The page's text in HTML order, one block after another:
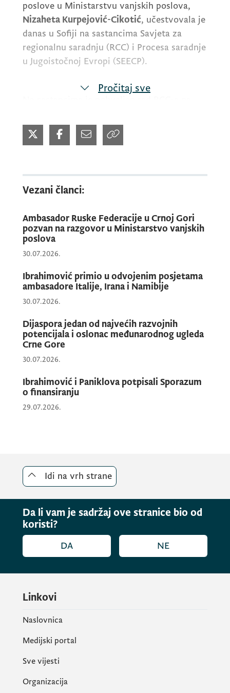
poslove u Ministarstvu vanjskih poslova,
Nizaheta Kurpejović-Cikotić, učestvovala je
danas u Sofiji na sastancima Savjeta za
regionalnu saradnju (RCC) i Procesa saradnje
u Jugoistočnoj Evropi (SEECP).
ekonomije, digitalizacije i bezbjednosti, te
pozdravljen uspjeh Bugarske tokom
Kurpejović-Cikotić je naglasila važnost
Zajedničkog regionalnog tržišta kao snažnog
integracije Zapadnog Balkana. Posebno je
izdvojila pristupanje Crne Gore i još tri
ekonomije regiona Jedinstvenom području
Pozdravila je i odluku Savjeta EU o
besplatnog rominga između EU i Zapadnog
Balkana. Ona je poručila da Crna Gora ostaje
Pročitaj sve
Vezani članci:
Ambasador Ruske Federacije u Crnoj Gori
pozvan na razgovor u Ministarstvo vanjskih
poslova
30.07.2026.
Ibrahimović primio u odvojenim posjetama
ambasadore Italije, Irana i Namibije
30.07.2026.
Dijaspora jedan od najvećih razvojnih
potencijala i oslonac međunarodnog ugleda
Crne Gore
30.07.2026.
Ibrahimović i Paniklova potpisali Sporazum
o finansiranju
29.07.2026.
Idi na vrh strane
Da li vam je sadržaj ove stranice bio od
koristi?
DA NE
Linkovi
Naslovnica
Medijski portal
Sve vijesti
Organizacija